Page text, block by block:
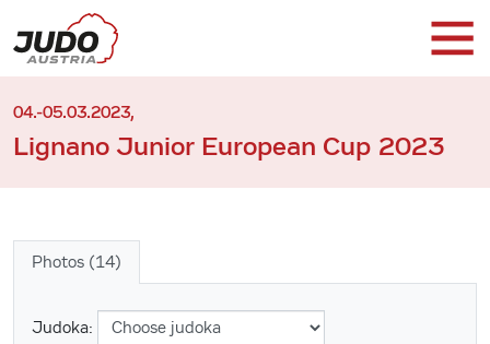
04.-05.03.2023,
Lignano Junior European Cup 2023
Photos (14)
Judoka: